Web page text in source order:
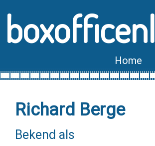
boxofficenl
Home
Richard Berge
Bekend als